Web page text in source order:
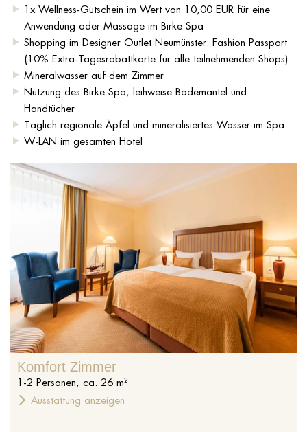
1x Wellness-Gutschein im Wert von 10,00 EUR für eine
Anwendung oder Massage im Birke Spa
Shopping im Designer Outlet Neumünster: Fashion Passport
(10% Extra-Tagesrabattkarte für alle teilnehmenden Shops)
Mineralwasser auf dem Zimmer
Nutzung des Birke Spa, leihweise Bademantel und
Handtücher
Täglich regionale Äpfel und mineralisiertes Wasser im Spa
W-LAN im gesamten Hotel
Komfort Zimmer
1 -2 Personen, ca. 26 m²
Ausstattung anzeigen